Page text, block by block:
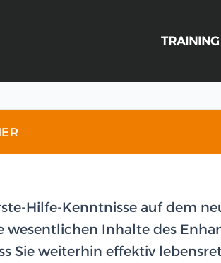
TRAINING
Hilfe-Kenntnisse auf dem
wesentlichen Inhalte des
Sie weiterhin effektiv